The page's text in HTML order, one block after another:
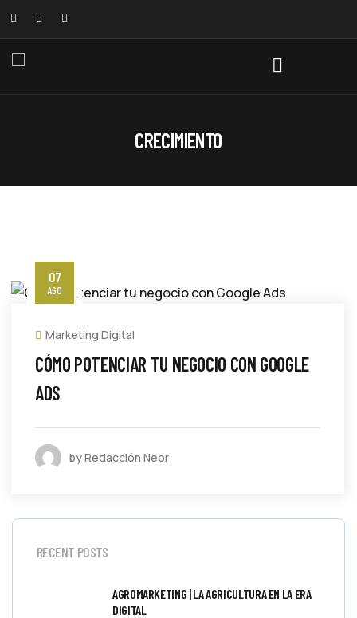
CRECIMIENTO
07
AGO
Marketing Digital
CÓMO POTENCIAR TU NEGOCIO CON GOOGLE
ADS
by Redacción Neor
RECENT POSTS
AGROMARKETING | LA AGRICULTURA EN LA ERA
DIGITAL